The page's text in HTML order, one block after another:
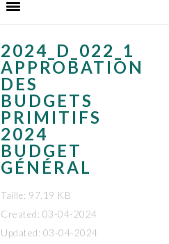
2024_D_022_1
APPROBATION
DES
BUDGETS
PRIMITIFS
2024
BUDGET
GÉNÉRAL
Taille: 97.19 KB
Created: 03-04-2024
Updated: 03-04-2024